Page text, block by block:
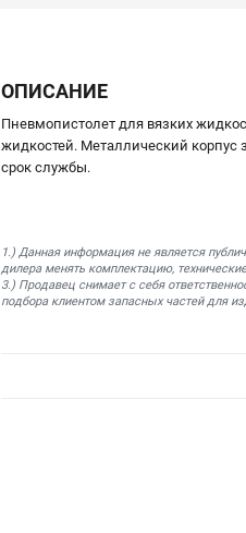
ОПИСАНИЕ
Пневмопистолет для вязких
жидкостей. Металлический корпус
срок службы.
1.) Данная информация не является
дилера менять комплектацию,
3.) Продавец снимает с себя
подбора клиентом запасных частей для